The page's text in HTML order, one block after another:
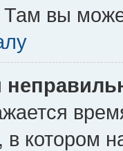
вы
в котором